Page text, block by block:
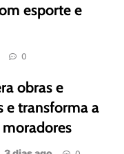
esporte e
0
obras e
e transforma a